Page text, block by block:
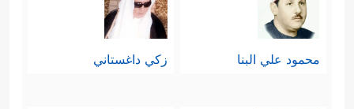
محمود علي البنا زكي داغستاني